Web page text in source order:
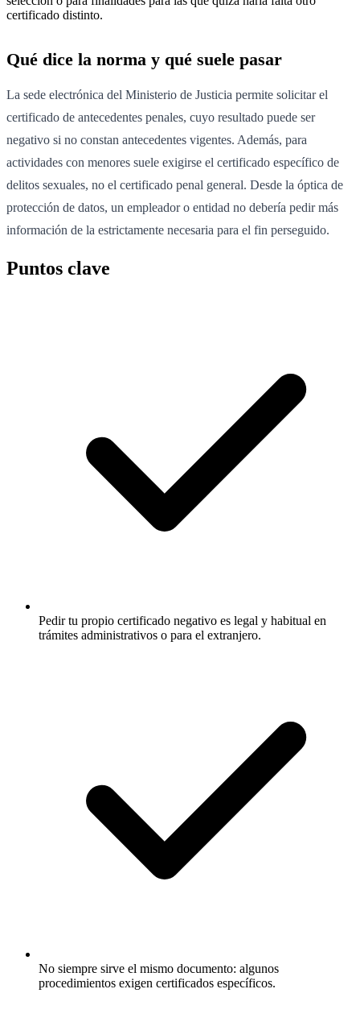
certificado distinto.
Qué dice la norma y qué suele pasar
La sede electrónica del Ministerio de Justicia permite solicitar el
certificado de antecedentes penales, cuyo resultado puede ser
negativo si no constan antecedentes vigentes. Además, para
actividades con menores suele exigirse el certificado específico de
delitos sexuales, no el certificado penal general. Desde la óptica de
protección de datos, un empleador o entidad no debería pedir más
información de la estrictamente necesaria para el fin perseguido.
Puntos clave
Pedir tu propio certificado negativo es legal y habitual en
trámites administrativos o para el extranjero.
No siempre sirve el mismo documento: algunos
procedimientos exigen certificados específicos.